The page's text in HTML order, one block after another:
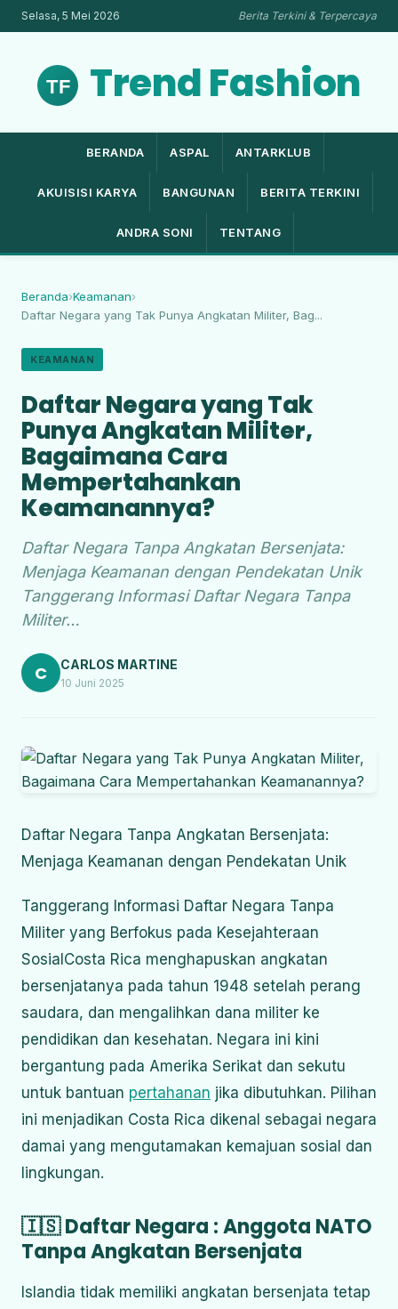
Selasa, 5 Mei 2026 Berita Terkini & Terpercaya
Trend Fashion
BERANDA ASPAL ANTARKLUB
AKUISISI KARYA BANGUNAN BERITA TERKINI
ANDRA SONI TENTANG
Beranda›Keamanan›
Daftar Negara yang Tak Punya Angkatan Militer, Bag...
KEAMANAN
Daftar Negara yang Tak
Punya Angkatan Militer,
Bagaimana Cara
Mempertahankan
Keamanannya?
Daftar Negara Tanpa Angkatan Bersenjata:
Menjaga Keamanan dengan Pendekatan Unik
Tanggerang Informasi Daftar Negara Tanpa
Militer…
C CARLOS MARTINE
10 Juni 2025
Daftar Negara Tanpa Angkatan Bersenjata:
Menjaga Keamanan dengan Pendekatan Unik
Tanggerang Informasi Daftar Negara Tanpa
Militer yang Berfokus pada Kesejahteraan
Sosial Costa Rica menghapuskan angkatan
bersenjatanya pada tahun 1948 setelah perang
saudara, dan mengalihkan dana militer ke
pendidikan dan kesehatan. Negara ini kini
bergantung pada Amerika Serikat dan sekutu
untuk bantuan pertahanan jika dibutuhkan. Pilihan
ini menjadikan Costa Rica dikenal sebagai negara
damai yang mengutamakan kemajuan sosial dan
lingkungan.
🇮🇸 Daftar Negara : Anggota NATO
Tanpa Angkatan Bersenjata
Islandia tidak memiliki angkatan bersenjata tetap